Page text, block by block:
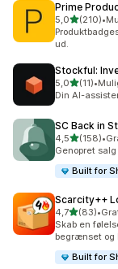
Prime
5,0ud af 5
(210)
210 •
ud.
Stockful:
5,0ud af 5
(11)
11 •
Din AI-
SC Back in
4,5ud af 5
(158)
158 •
Genopret
Built for
Scarcity++
4,7ud af 5
(83)
83 •
Skab en
begrænset og
Built for